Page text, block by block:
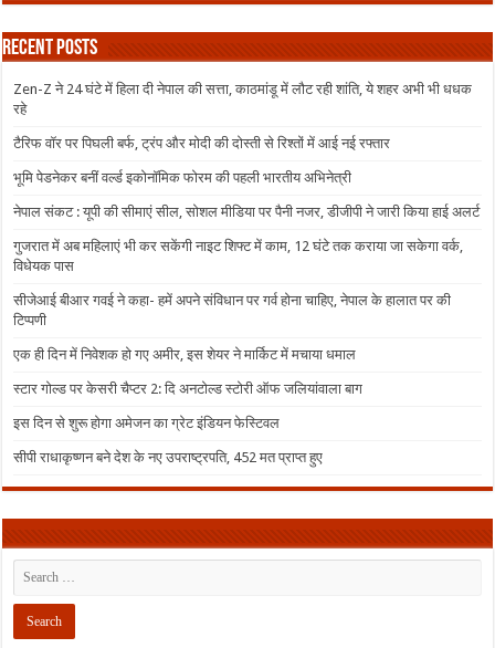
Recent Posts
Zen-Z ने 24 घंटे में हिला दी नेपाल की सत्ता, काठमांडू में लौट रही शांति, ये शहर अभी भी धधक
रहे
टैरिफ वॉर पर पिघली बर्फ, ट्रंप और मोदी की दोस्ती से रिश्तों में आई नई रफ्तार
भूमि पेडनेकर बनीं वर्ल्ड इकोनॉमिक फोरम की पहली भारतीय अभिनेत्री
नेपाल संकट : यूपी की सीमाएं सील, सोशल मीडिया पर पैनी नजर, डीजीपी ने जारी किया हाई अलर्ट
गुजरात में अब महिलाएं भी कर सकेंगी नाइट शिफ्ट में काम, 12 घंटे तक कराया जा सकेगा वर्क,
विधेयक पास
सीजेआई बीआर गवई ने कहा- हमें अपने संविधान पर गर्व होना चाहिए, नेपाल के हालात पर की
टिप्पणी
एक ही दिन में निवेशक हो गए अमीर, इस शेयर ने मार्किट में मचाया धमाल
स्टार गोल्ड पर केसरी चैप्टर 2: दि अनटोल्ड स्टोरी ऑफ जलियांवाला बाग
इस दिन से शुरू होगा अमेजन का ग्रेट इंडियन फेस्टिवल
सीपी राधाकृष्णन बने देश के नए उपराष्ट्रपति, 452 मत प्राप्त हुए